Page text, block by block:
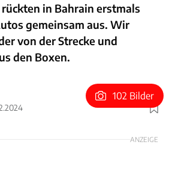
in Bahrain erstmals
gemeinsam aus. Wir
von der Strecke und
den Boxen.
Foto: ams
102 Bilder
ANZEIGE